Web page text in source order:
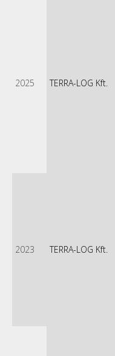
2025 TERRA-LOG Kft.
2023 TERRA-LOG Kft.